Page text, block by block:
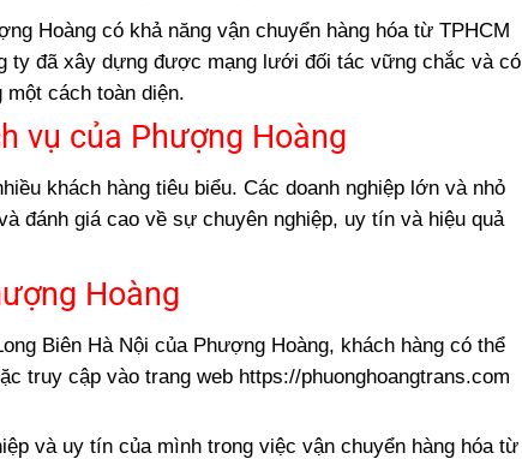
Hoàng có khả năng vận chuyển hàng hóa từ TPHCM
ty đã xây dựng được mạng lưới đối tác vững chắc và có
một cách toàn diện.
vụ của Phượng Hoàng
khách hàng tiêu biểu. Các doanh nghiệp lớn và nhỏ
đánh giá cao về sự chuyên nghiệp, uy tín và hiệu quả
Hoàng
Biên Hà Nội của Phượng Hoàng, khách hàng có thể
truy cập vào trang web https://phuonghoangtrans.com
và uy tín của mình trong việc vận chuyển hàng hóa từ